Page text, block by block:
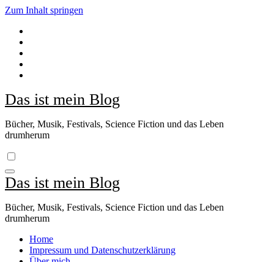
Zum Inhalt springen
Das ist mein Blog
Bücher, Musik, Festivals, Science Fiction und das Leben
drumherum
Das ist mein Blog
Bücher, Musik, Festivals, Science Fiction und das Leben
drumherum
Home
Impressum und Datenschutzerklärung